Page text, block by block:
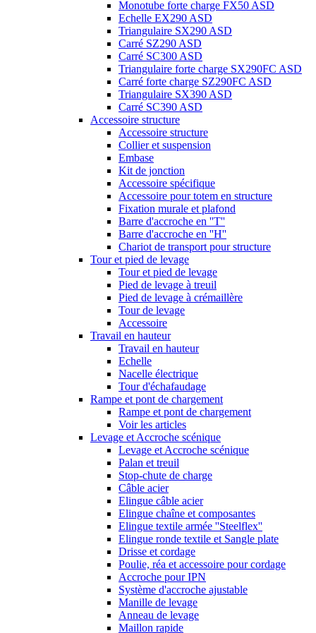
Monotube forte charge FX50 ASD
Echelle EX290 ASD
Triangulaire SX290 ASD
Carré SZ290 ASD
Carré SC300 ASD
Triangulaire forte charge SX290FC ASD
Carré forte charge SZ290FC ASD
Triangulaire SX390 ASD
Carré SC390 ASD
Accessoire structure
Accessoire structure
Collier et suspension
Embase
Kit de jonction
Accessoire spécifique
Accessoire pour totem en structure
Fixation murale et plafond
Barre d'accroche en ''T''
Barre d'accroche en ''H''
Chariot de transport pour structure
Tour et pied de levage
Tour et pied de levage
Pied de levage à treuil
Pied de levage à crémaillère
Tour de levage
Accessoire
Travail en hauteur
Travail en hauteur
Echelle
Nacelle électrique
Tour d'échafaudage
Rampe et pont de chargement
Rampe et pont de chargement
Voir les articles
Levage et Accroche scénique
Levage et Accroche scénique
Palan et treuil
Stop-chute de charge
Câble acier
Elingue câble acier
Elingue chaîne et composantes
Elingue textile armée ''Steelflex''
Elingue ronde textile et Sangle plate
Drisse et cordage
Poulie, réa et accessoire pour cordage
Accroche pour IPN
Système d'accroche ajustable
Manille de levage
Anneau de levage
Maillon rapide